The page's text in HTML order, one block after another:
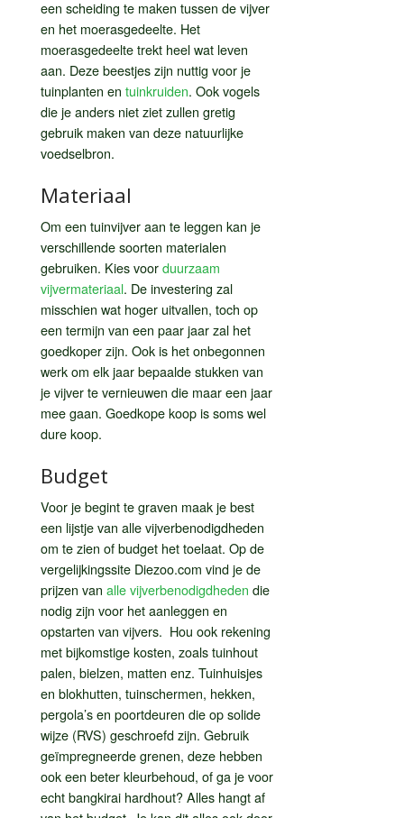
een scheiding te maken tussen de vijver
en het moerasgedeelte. Het
moerasgedeelte trekt heel wat leven
aan. Deze beestjes zijn nuttig voor je
tuinplanten en tuinkruiden. Ook vogels
die je anders niet ziet zullen gretig
gebruik maken van deze natuurlijke
voedselbron.
Materiaal
Om een tuinvijver aan te leggen kan je
verschillende soorten materialen
gebruiken. Kies voorduurzaam
vijvermateriaal. De investering zal
misschien wat hoger uitvallen, toch op
een termijn van een paar jaar zal het
goedkoper zijn. Ook is het onbegonnen
werk om elk jaar bepaalde stukken van
je vijver te vernieuwen die maar een jaar
mee gaan. Goedkope koop is soms wel
dure koop.
Budget
Voor je begint te graven maak je best
een lijstje van alle vijverbenodigdheden
om te zien of budget het toelaat. Op de
vergelijkingssite Diezoo.com vind je de
prijzen van alle vijverbenodigdheden die
nodig zijn voor het aanleggen en
opstarten van vijvers. Hou ook rekening
met bijkomstige kosten, zoals tuinhout
palen, bielzen, matten enz. Tuinhuisjes
en blokhutten, tuinschermen, hekken,
pergola’s en poortdeuren die op solide
wijze (RVS) geschroefd zijn. Gebruik
geïmpregneerde grenen, deze hebben
ook een beter kleurbehoud, of ga je voor
echt bangkirai hardhout? Alles hangt af